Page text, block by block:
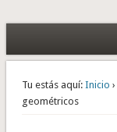
Tu estás aquí: Inicio ›
geométricos